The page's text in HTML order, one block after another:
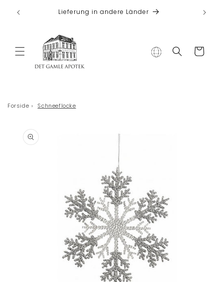
Inhalt
Lieferung in andere Länder
Warenkorb
Forside › Schneeflocke